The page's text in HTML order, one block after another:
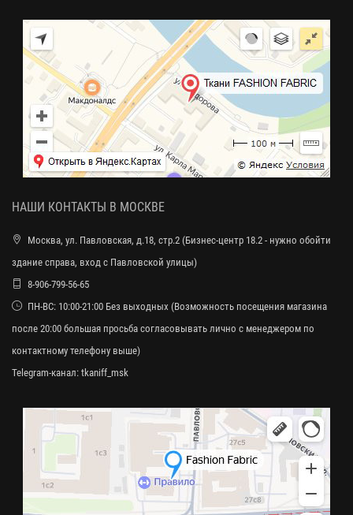
НАШИ КОНТАКТЫ В МОСКВЕ
Москва, ул. Павловская, д.18, стр.2 (Бизнес-центр 18.2 - нужно обойти
здание справа, вход с Павловской улицы)
8-906-799-56-65
ПН-ВС: 10:00-21:00 Без выходных (Возможность посещения магазина
после 20:00 большая просьба согласовывать лично с менеджером по
контактному телефону выше)
Telegram-канал: tkaniff_msk